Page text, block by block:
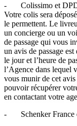
- Colissimo et DPD
Votre colis sera
le permettent. Le
un concierge ou un
de passage qui vous
un avis de passage
le jour et l’heure de
l’Agence dans lequel
vous munir de cet
pouvoir récupérer
en contactant votre
- Schenker France